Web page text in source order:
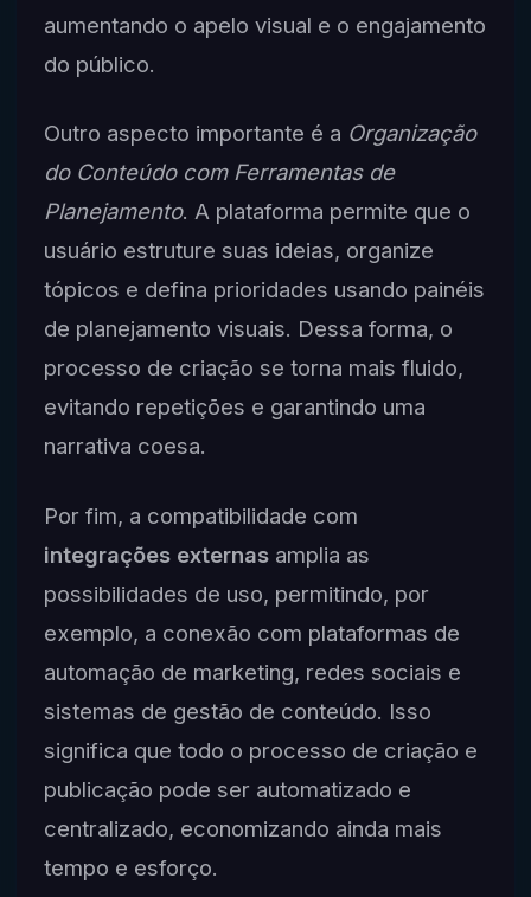
aumentando o apelo visual e o engajamento
do público.
Outro aspecto importante é a Organização
do Conteúdo com Ferramentas de
Planejamento. A plataforma permite que o
usuário estruture suas ideias, organize
tópicos e defina prioridades usando painéis
de planejamento visuais. Dessa forma, o
processo de criação se torna mais fluido,
evitando repetições e garantindo uma
narrativa coesa.
Por fim, a compatibilidade com
integrações externasamplia as
possibilidades de uso, permitindo, por
exemplo, a conexão com plataformas de
automação de marketing, redes sociais e
sistemas de gestão de conteúdo. Isso
significa que todo o processo de criação e
publicação pode ser automatizado e
centralizado, economizando ainda mais
tempo e esforço.